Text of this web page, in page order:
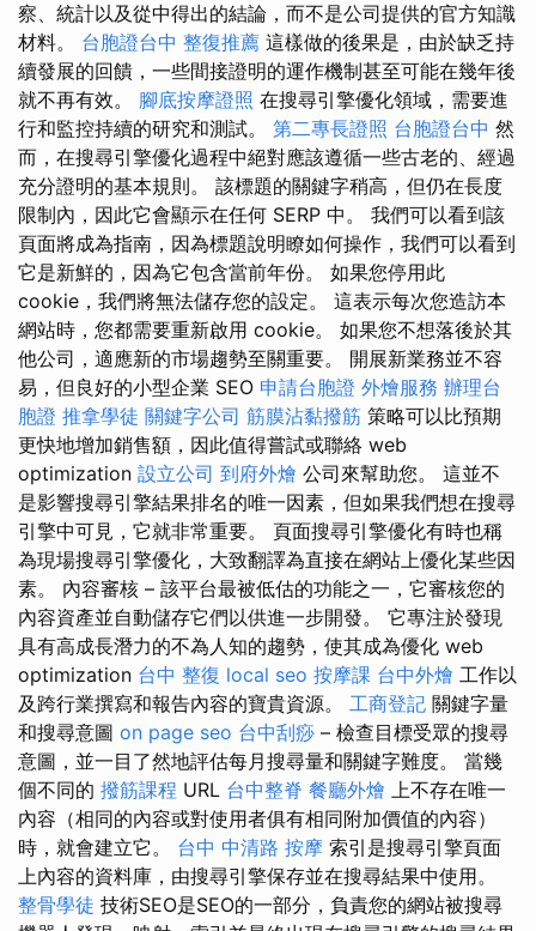
察、統計以及從中得出的結論，而不是公司提供的官方知識
材料。 台胞證台中 整復推薦 這樣做的後果是，由於缺乏持
續發展的回饋，一些間接證明的運作機制甚至可能在幾年後
就不再有效。 腳底按摩證照 在搜尋引擎優化領域，需要進
行和監控持續的研究和測試。 第二專長證照 台胞證台中 然
而，在搜尋引擎優化過程中絕對應該遵循一些古老的、經過
充分證明的基本規則。 該標題的關鍵字稍高，但仍在長度
限制內，因此它會顯示在任何 SERP 中。 我們可以看到該
頁面將成為指南，因為標題說明瞭如何操作，我們可以看到
它是新鮮的，因為它包含當前年份。 如果您停用此
cookie，我們將無法儲存您的設定。 這表示每次您造訪本
網站時，您都需要重新啟用 cookie。 如果您不想落後於其
他公司，適應新的市場趨勢至關重要。 開展新業務並不容
易，但良好的小型企業 SEO 申請台胞證 外燴服務 辦理台
胞證 推拿學徒 關鍵字公司 筋膜沾黏撥筋 策略可以比預期
更快地增加銷售額，因此值得嘗試或聯絡 web
optimization 設立公司 到府外燴 公司來幫助您。 這並不
是影響搜尋引擎結果排名的唯一因素，但如果我們想在搜尋
引擎中可見，它就非常重要。 頁面搜尋引擎優化有時也稱
為現場搜尋引擎優化，大致翻譯為直接在網站上優化某些因
素。 內容審核 – 該平台最被低估的功能之一，它審核您的
內容資產並自動儲存它們以供進一步開發。 它專注於發現
具有高成長潛力的不為人知的趨勢，使其成為優化 web
optimization 台中 整復 local seo 按摩課 台中外燴 工作以
及跨行業撰寫和報告內容的寶貴資源。 工商登記 關鍵字量
和搜尋意圖 on page seo 台中刮痧 – 檢查目標受眾的搜尋
意圖，並一目了然地評估每月搜尋量和關鍵字難度。 當幾
個不同的 撥筋課程 URL 台中整脊 餐廳外燴 上不存在唯一
內容（相同的內容或對使用者俱有相同附加價值的內容）
時，就會建立它。 台中 中清路 按摩 索引是搜尋引擎頁面
上內容的資料庫，由搜尋引擎保存並在搜尋結果中使用。
整骨學徒 技術SEO是SEO的一部分，負責您的網站被搜尋